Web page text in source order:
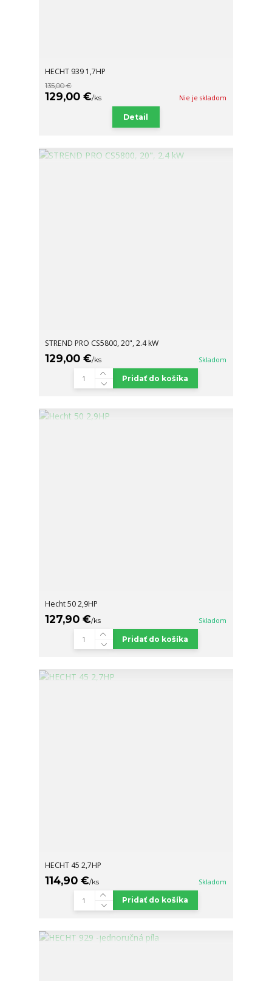
HECHT 939 1,7HP
135,00 €
129,00 €/ks Nie je skladom
Detail
STREND PRO CS5800, 20", 2.4 kW
129,00 €/ks Skladom
Pridať do košíka
Hecht 50 2,9HP
127,90 €/ks Skladom
Pridať do košíka
HECHT 45 2,7HP
114,90 €/ks Skladom
Pridať do košíka